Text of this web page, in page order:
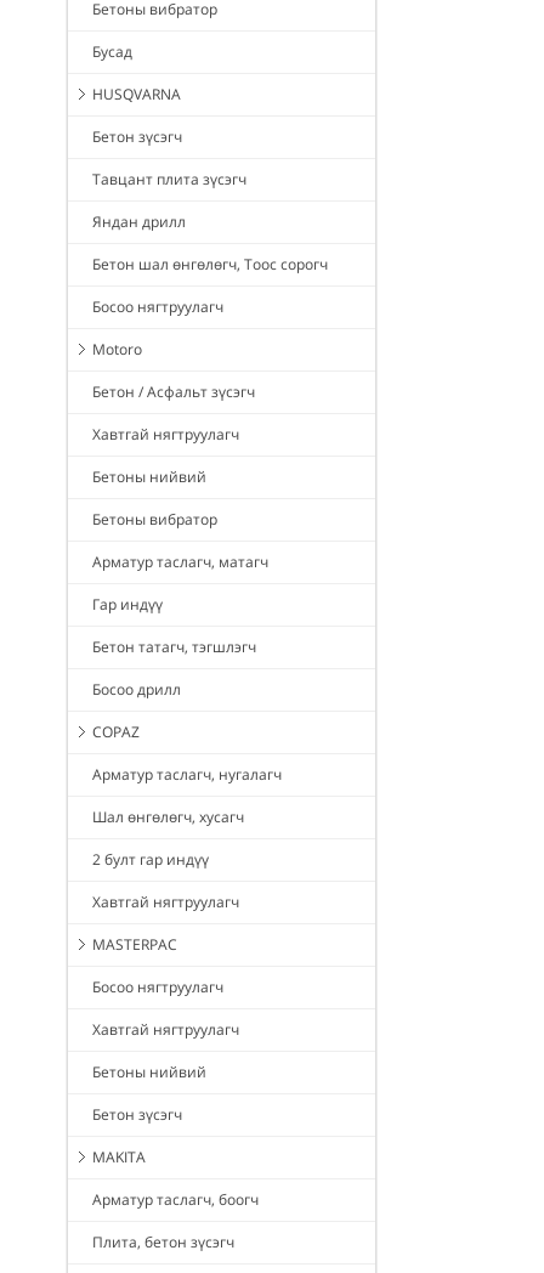
Бетоны вибратор
Бусад
HUSQVARNA
Бетон зүсэгч
Тавцант плита зүсэгч
Яндан дрилл
Бетон шал өнгөлөгч, Тоос сорогч
Босоо нягтруулагч
Motoro
Бетон / Асфальт зүсэгч
Хавтгай нягтруулагч
Бетоны нийвий
Бетоны вибратор
Арматур таслагч, матагч
Гар индүү
Бетон татагч, тэгшлэгч
Босоо дрилл
COPAZ
Арматур таслагч, нугалагч
Шал өнгөлөгч, хусагч
2 булт гар индүү
Хавтгай нягтруулагч
MASTERPAC
Босоо нягтруулагч
Хавтгай нягтруулагч
Бетоны нийвий
Бетон зүсэгч
MAKITA
Арматур таслагч, боогч
Плита, бетон зүсэгч